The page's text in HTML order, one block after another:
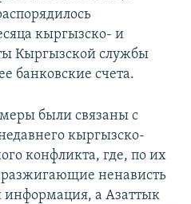
кыргызско- и
Кыргызской службы
банковские счета.
меры были связаны с
кыргызско-
конфликта, где, по их
разжигающие ненависть
а Азаттык